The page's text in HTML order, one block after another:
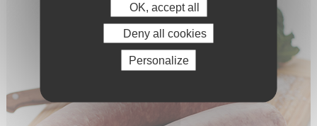
OK, accept all
Deny all cookies
Personalize